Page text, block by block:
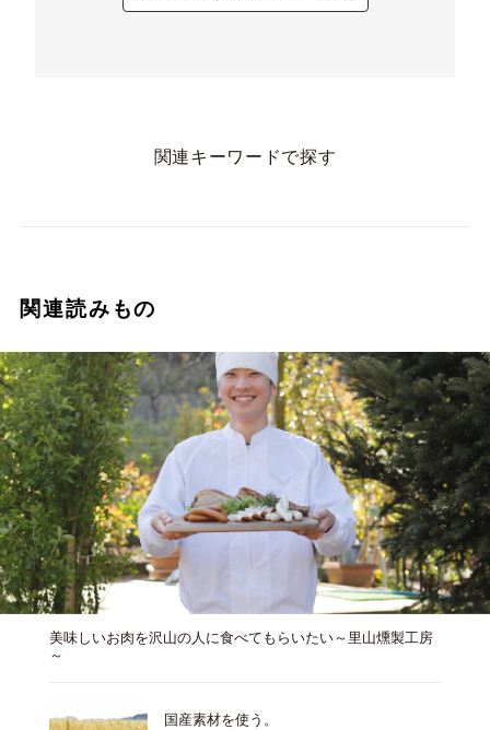
関連キーワードで探す
関連読みもの
美味しいお肉を沢山の人に食べてもらいたい～里山燻製工房
～
国産素材を使う。